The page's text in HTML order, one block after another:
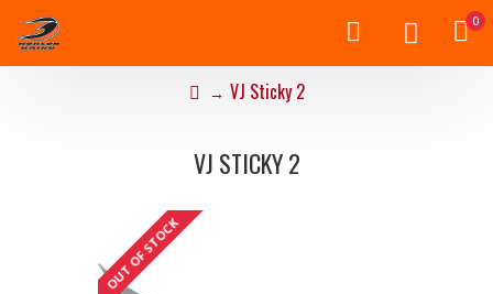
0
VJ Sticky 2
VJ STICKY 2
OUT OF STOCK